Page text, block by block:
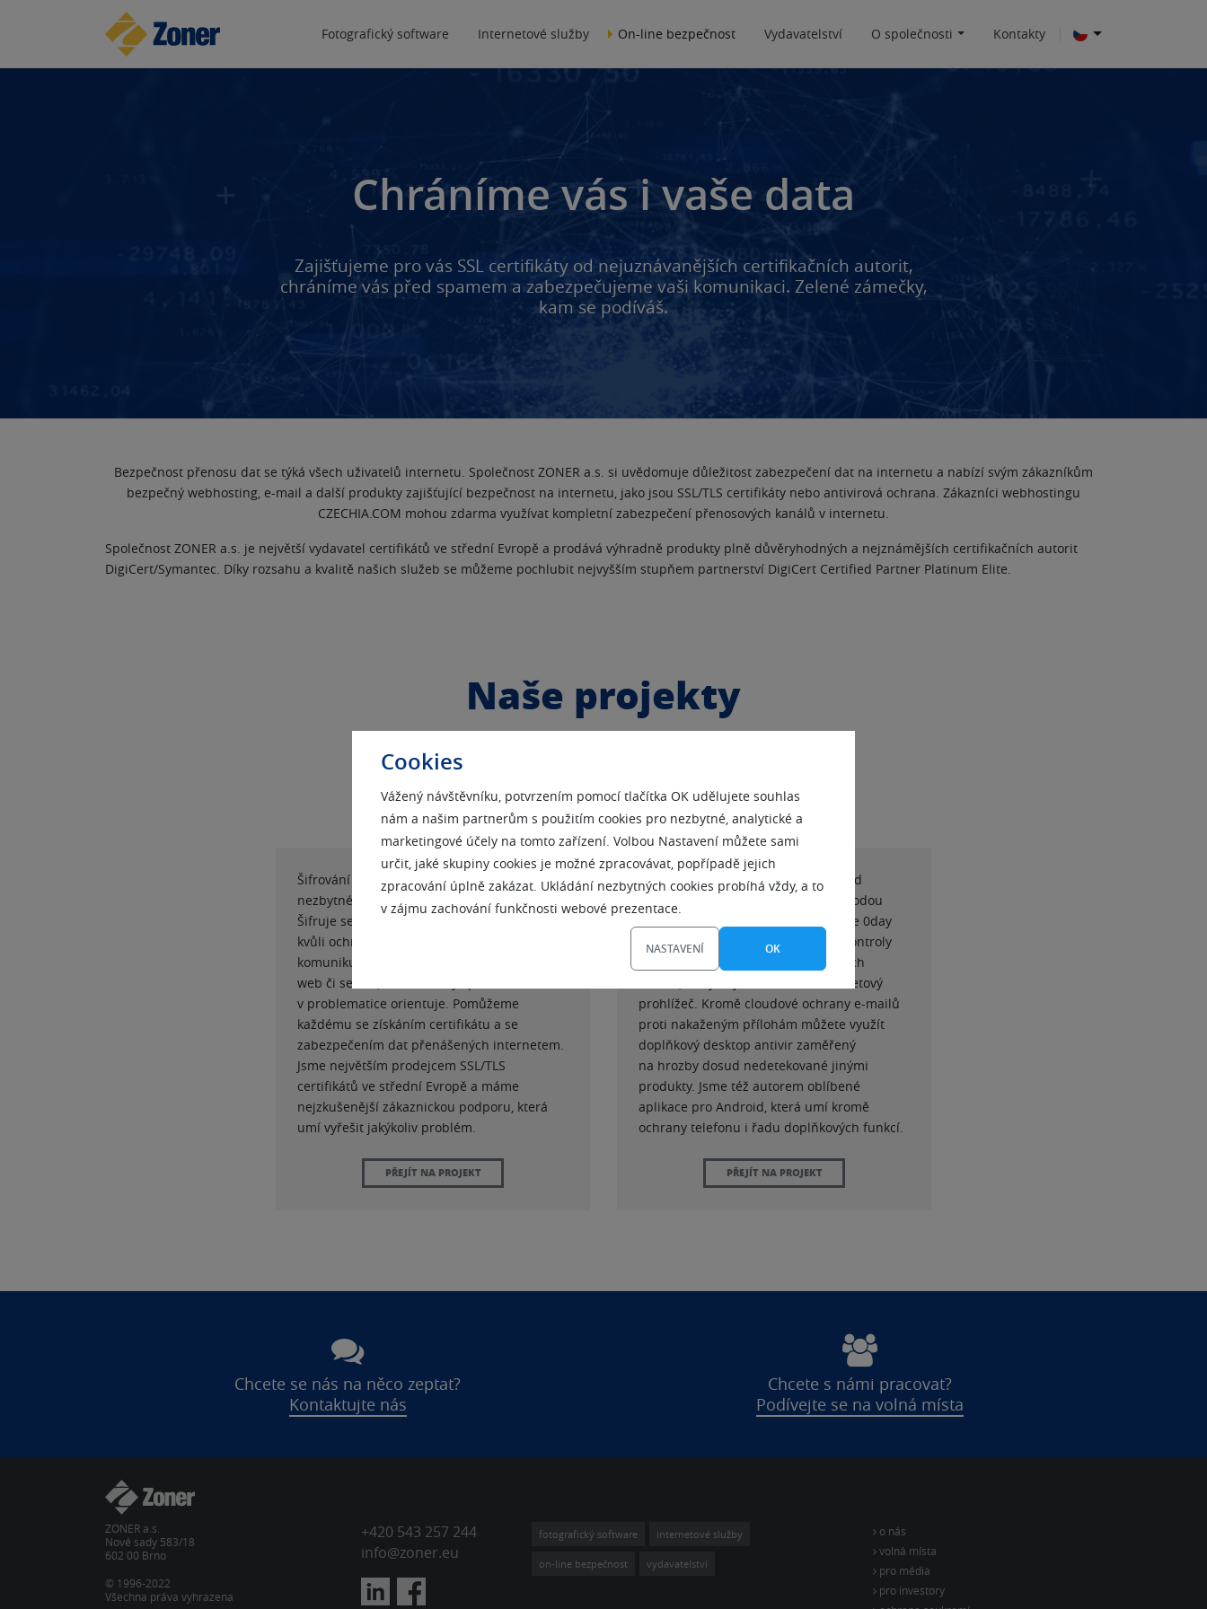
Cookies
Vážený návštěvníku, potvrzením pomocí tlačítka OK udělujete souhlas
nám a našim partnerům s použitím cookies pro nezbytné, analytické a
marketingové účely na tomto zařízení. Volbou Nastavení můžete sami
určit, jaké skupiny cookies je možné zpracovávat, popřípadě jejich
zpracování úplně zakázat. Ukládání nezbytných cookies probíhá vždy, a to
v zájmu zachování funkčnosti webové prezentace.
NASTAVENÍ OK
Fotografický software Internetové služby On-line bezpečnost Vydavatelství O společnosti Kontakty
Chráníme vás i vaše data
Zajišťujeme pro vás SSL certifikáty od nejuznávanějších certifikačních autorit,
chráníme vás před spamem a zabezpečujeme vaši komunikaci. Zelené zámečky,
kam se podíváš.
Bezpečnost přenosu dat se týká všech uživatelů internetu. Společnost ZONER a.s. si uvědomuje důležitost zabezpečení dat na internetu a nabízí svým zákazníkům
bezpečný webhosting, e-mail a další produkty zajišťující bezpečnost na internetu, jako jsou SSL/TLS certifikáty nebo antivirová ochrana. Zákazníci webhostingu
CZECHIA.COM mohou zdarma využívat kompletní zabezpečení přenosových kanálů v internetu.
Společnost ZONER a.s. je největší vydavatel certifikátů ve střední Evropě a prodává výhradně produkty plně důvěryhodných a nejznámějších certifikačních autorit
DigiCert/Symantec. Díky rozsahu a kvalitě našich služeb se můžeme pochlubit nejvyšším stupňem partnerství DigiCert Certified Partner Platinum Elite.
Naše projekty
Šifrování pomocí SSL/TLS certifikátů je
nezbytné pro komunikaci na internetu.
Šifruje se nejen kvůli GDPR, ale zejména
kvůli ochraně proti odposlechu a autentizaci
komunikujících. Certifikát potřebuje každý
web či server, ale ne každý správce se
v problematice orientuje. Pomůžeme
každému se získáním certifikátu a se
zabezpečením dat přenášených internetem.
Jsme největším prodejcem SSL/TLS
certifikátů ve střední Evropě a máme
nejzkušenější zákaznickou podporu, která
umí vyřešit jakýkoliv problém.
PŘEJÍT NA PROJEKT
Zoner antivirus chrání uživatele před
internetovými hrozbami. Hlavní výhodou
Zoner Antiviru je heuristická detekce 0day
rizika a ochrana uživatele pomocí kontroly
nejčastěji zneužívaných distribučních
kanálů, kterými jsou e-mail a internetový
prohlížeč. Kromě cloudové ochrany e-mailů
proti nakaženým přílohám můžete využít
doplňkový desktop antivir zaměřený
na hrozby dosud nedetekované jinými
produkty. Jsme též autorem oblíbené
aplikace pro Android, která umí kromě
ochrany telefonu i řadu doplňkových funkcí.
PŘEJÍT NA PROJEKT
Chcete se nás na něco zeptat?
Kontaktujte nás
Chcete s námi pracovat?
Podívejte se na volná místa
ZONER a.s.
Nové sady 583/18
602 00 Brno
© 1996-2022
Všechna práva vyhrazena
+420 543 257 244
info@zoner.eu
fotografický software internetové služby
on-line bezpečnost vydavatelství
o nás
volná místa
pro média
pro investory